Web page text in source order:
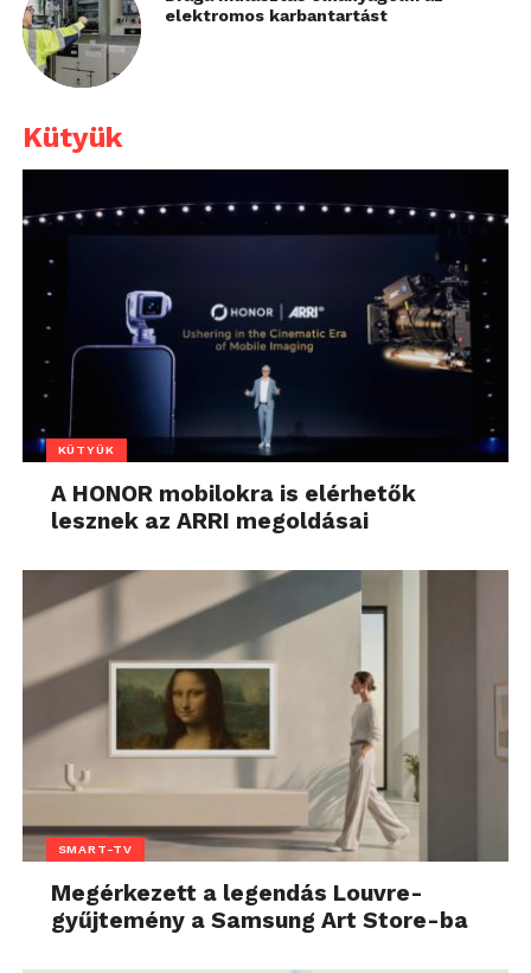
elektromos karbantartást
Kütyük
KÜTYÜK
A HONOR mobilokra is elérhetők
lesznek az ARRI megoldásai
SMART-TV
Megérkezett a legendás Louvre-
gyűjtemény a Samsung Art Store-ba